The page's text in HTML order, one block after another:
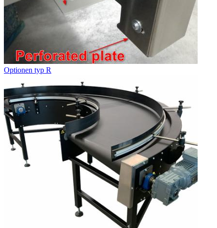
Optionen typ R